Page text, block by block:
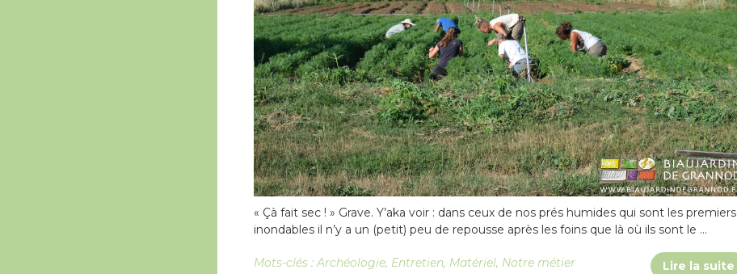
« Çà fait sec ! » Grave. Y’aka voir : dans ceux de nos prés humides qui sont les premiers
inondables il n’y a un (petit) peu de repousse après les foins que là où ils sont le …
Mots-clés :Archéologie, Entretien, Matériel, Notre métier Lire la suite